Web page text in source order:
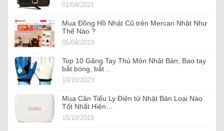
01/04/2021
Mua Đồng Hồ Nhật Cũ trên Mercari Nhật Như
Thế Nào ?
05/04/2019
Top 10 Găng Tay Thủ Môn Nhật Bản, Bao tay
bắt bóng, bắt…
10/10/2023
Mua Cân Tiểu Ly Điện tử Nhật Bản Loại Nào
Tốt Nhất Hiện…
15/10/2019